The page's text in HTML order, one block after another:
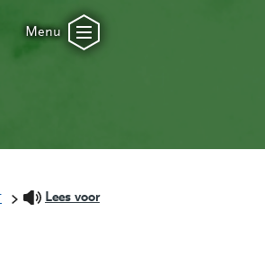
Menu
Lees voor